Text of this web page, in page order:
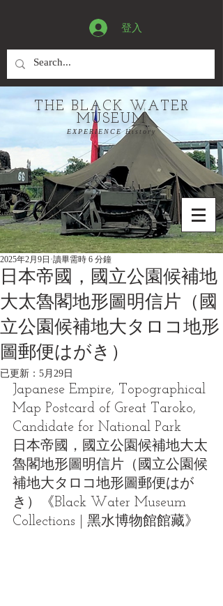
登入
THE BLACK WATER
MUSEUM
EXPERIENCE History
日本帝國，國立公園候補地
大太魯閣地形圖明信片（國
立公園候補地大タロコ地形
圖郵便はがき）
2025年2月9日 讀畢需時 6 分鐘
已更新： 5月29日
Japanese Empire, Topographical
Map Postcard of Great Taroko,
Candidate for National Park
日本帝國，國立公園候補地大太
魯閣地形圖明信片（國立公園候
補地大タロコ地形圖郵便はが
き）《Black Water Museum
Collections | 黑水博物館館藏》